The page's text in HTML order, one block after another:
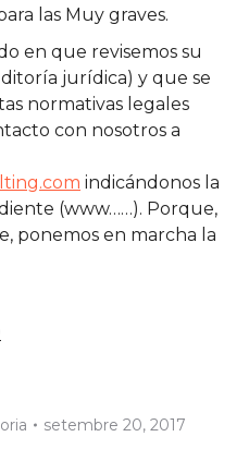
las Muy graves.
en que revisemos su
jurídica) y que se
normativas legales
con nosotros a
indicándonos la
(www……). Porque,
ponemos en marcha la
setembre 20, 2017